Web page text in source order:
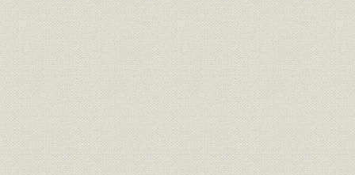
3 販売体制の充実と拡大
4 経営の近代化
5 新技術の展開
6 福利厚生の整備
4 沼津工場の建設 昭和34年(1959)~38年(1963)
1 生産体制強化に向けて